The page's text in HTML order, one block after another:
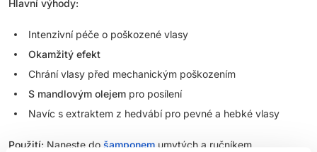
Hlavní výhody:
Intenzivní péče o poškozené vlasy
Okamžitý efekt
Chrání vlasy před mechanickým poškozením
S mandlovým olejem pro posílení
Navíc s extraktem z hedvábí pro pevné a hebké vlasy
Použití: Naneste do šamponem umytých a ručníkem